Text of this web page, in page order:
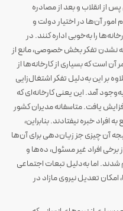
از انقلاب و بعد از مصادره
امور آن‌ها در اختیار دولت و
را به‌خوبی اداره کنند. در
تفکر بخش خصوصی، مانع از
است که بسیاری از کارخانه‌ها از
بر این به‌دلیل تفکر اشتغال‌زایی
آمد. این یعنی کارخانه‌ای که
اداره شود، به ۲ هزار نفر افزایش یافت. متاسفانه مدیران کشور
خبره نیفتادند. بنابراین،
آن چیزی جز زیان‌دهی برای آن‌ها
برخی افراد غیر مسئول، ده‌ها و
اما به‌دلیل تبعات اجتماعی
امکان تعدیل نیروی مازاد در